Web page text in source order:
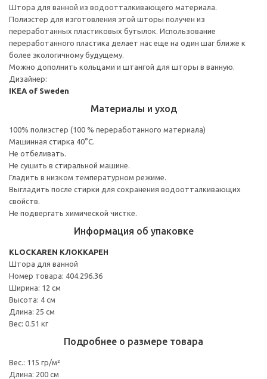
Штора для ванной из водоотталкивающего материала.
Полиэстер для изготовления этой шторы получен из
переработанных пластиковых бутылок. Использование
переработанного пластика делает нас еще на один шаг ближе к
более экологичному будущему.
Можно дополнить кольцами и штангой для шторы в ванную.
Дизайнер:
IKEA of Sweden
Материалы и уход
100% полиэстер (100 % переработанного материала)
Машинная стирка 40°С.
Не отбеливать.
Не сушить в стиральной машине.
Гладить в низком температурном режиме.
Выгладить после стирки для сохранения водоотталкивающих
свойств.
Не подвергать химической чистке.
Информация об упаковке
KLOCKAREN КЛОККАРЕН
Штора для ванной
Номер товара: 404.296.36
Ширина: 12 см
Высота: 4 см
Длина: 25 см
Вес: 0.51 кг
Подробнее о размере товара
Вес.: 115 гр/м²
Длина: 200 см